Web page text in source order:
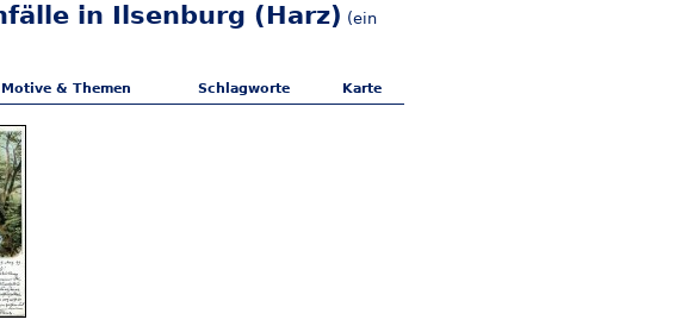
in Ilsenburg (Harz) (ein
Motive & Themen Schlagworte Karte